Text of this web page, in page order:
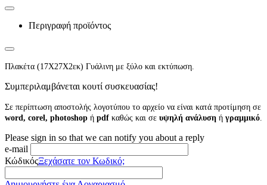
Περιγραφή προϊόντος
Πλακέτα (17Χ27Χ2εκ) Γυάλινη με ξύλο και εκτύπωση.
Συμπεριλαμβάνεται κουτί συσκευασίας!
Σε περίπτωση αποστολής λογοτύπου το αρχείο να είναι κατά προτίμηση σε
word, corel, photoshop ή pdf καθώς και σε υψηλή ανάλυση ή γραμμικό
Please sign in so that we can notify you about a reply
e-mail
ΚώδικόςΞεχάσατε τον Κωδικό;